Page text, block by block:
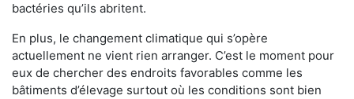
bactéries qu’ils abritent.
En plus, le changement climatique qui s’opère
actuellement ne vient rien arranger. C’est le moment pour
eux de chercher des endroits favorables comme les
bâtiments d’élevage surtout où les conditions sont bien